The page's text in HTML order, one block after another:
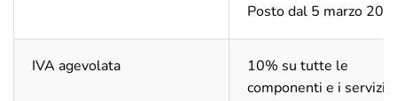
Posto dal 5 marzo
IVA agevolata
10% su tutte le
componenti e i servizi